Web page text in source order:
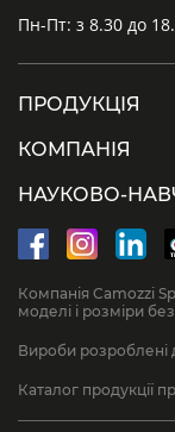
Пн-Пт: з 8.30 до
ПРОДУКЦІЯ
КОМПАНІЯ
НАУКОВО-
Компанія Camozzi
моделі і розміри
Вироби розроблені
Каталог продукції